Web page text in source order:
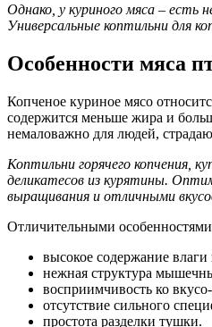
Однако, у куриного мяса – есть
Универсальные коптильни для
Особенности мяса
Копченое куриное мясо
содержится меньше жира и
немаловажно для людей,
Коптильни горячего копчения,
деликатесов из курятины.
выращивания и отличными
Отличительными
высокое содержание влаги
нежная структура
восприимчивость ко
отсутствие сильного
простота разделки тушки.